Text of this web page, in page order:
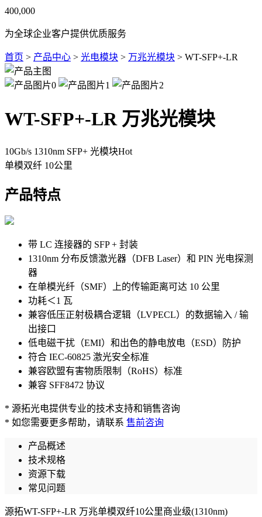
400,000
为全球企业客户提供优质服务
首页 > 产品中心 > 光电模块 > 万兆光模块 > WT-SFP+-LR
WT-SFP+-LR 万兆光模块
10Gb/s 1310nm SFP+ 光模块Hot
单模双纤 10公里
产品特点
带 LC 连接器的 SFP + 封装
1310nm 分布反馈激光器（DFB Laser）和 PIN 光电探测
器
在单模光纤（SMF）上的传输距离可达 10 公里
功耗＜1 瓦
兼容低压正射极耦合逻辑（LVPECL）的数据输入 / 输
出接口
低电磁干扰（EMI）和出色的静电放电（ESD）防护
符合 IEC-60825 激光安全标准
兼容欧盟有害物质限制（RoHS）标准
兼容 SFF8472 协议
* 源拓光电提供专业的技术支持和销售咨询
* 如您需要更多帮助，请联系 售前咨询
产品概述
技术规格
资源下载
常见问题
源拓WT-SFP+-LR 万兆单模双纤10公里商业级(1310nm)